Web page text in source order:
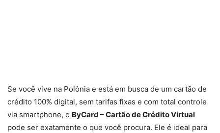
Se você vive na Polônia e está em busca de um cartão de
crédito 100% digital, sem tarifas fixas e com total controle
via smartphone, o ByCard – Cartão de Crédito Virtual
pode ser exatamente o que você procura. Ele é ideal para